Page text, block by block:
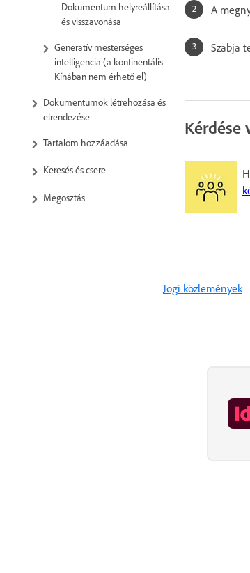
Dokumentum helyreállítása
és visszavonása
Generatív mesterséges
intelligencia (a kontinentális
Kínában nem érhető el)
Dokumentumok létrehozása és
elrendezése
Tartalom hozzáadása
Keresés és csere
Megosztás
A
Szabja
Kérdése
Jogi közlemények